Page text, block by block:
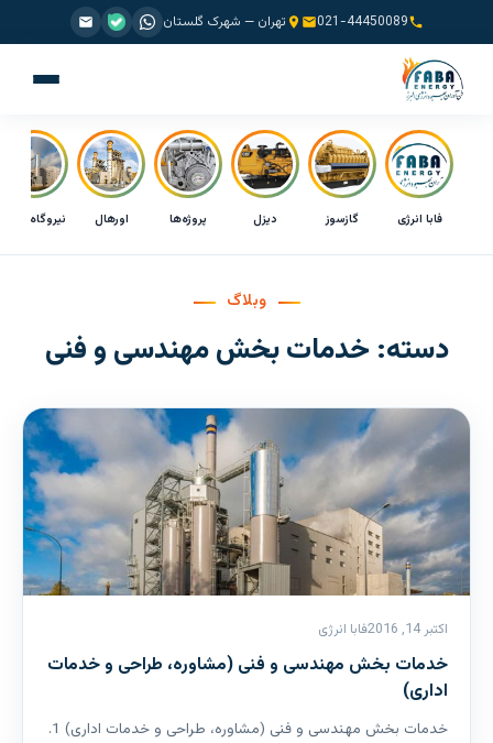
021-44450089 تهران — شهرک گلستان
فابا انرژی گازسوز دیزل پروژه‌ها اورهال نیروگاه CHP
وبلاگ
دسته: خدمات بخش مهندسی و فنی
اکتبر 14, 2016 فابا انرژی
خدمات بخش مهندسی و فنی (مشاوره، طراحی و خدمات
اداری)
خدمات بخش مهندسی و فنی (مشاوره، طراحی و خدمات اداری) 1.